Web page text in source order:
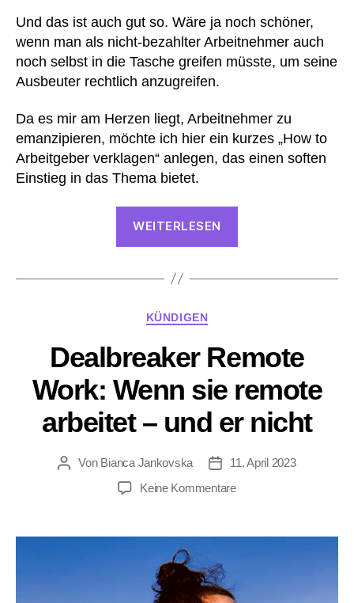
Und das ist auch gut so. Wäre ja noch schöner,
wenn man als nicht-bezahlter Arbeitnehmer auch
noch selbst in die Tasche greifen müsste, um seine
Ausbeuter rechtlich anzugreifen.
Da es mir am Herzen liegt, Arbeitnehmer zu
emanzipieren, möchte ich hier ein kurzes „How to
Arbeitgeber verklagen“ anlegen, das einen soften
Einstieg in das Thema bietet.
WEITERLESEN
deinen
verklagst”
Kategorien
KÜNDIGEN
Dealbreaker Remote
Work: Wenn sie remote
arbeitet – und er nicht
Beitragsautor
Von Bianca Jankovska Beitragsdatum
11. April 2023
Keine Kommentarezu
Work:
remote